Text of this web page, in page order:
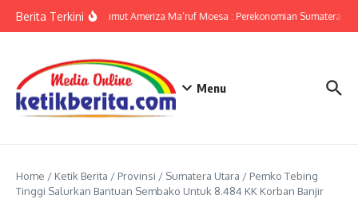
Berita TerkiniKPwBI Sumut Ameriza Ma’ruf Moesa : Perekonomian Sumatera
Menu
Home / Ketik Berita / Provinsi / Sumatera Utara / Pemko Tebing
Tinggi Salurkan Bantuan Sembako Untuk 8.484 KK Korban Banjir